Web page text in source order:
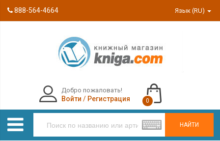
888-564-4664 Язык (RU)
НАЙТИ
Добро пожаловать!
Войти / Регистрация 0